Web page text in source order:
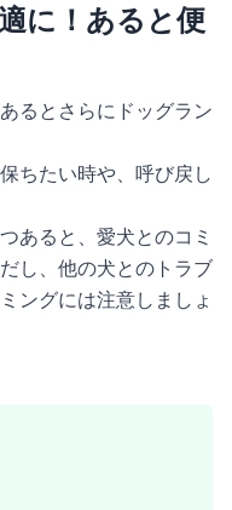
に！あると便
るとさらにドッグラン
ちたい時や、呼び戻し
あると、愛犬とのコミ
し、他の犬とのトラブ
ングには注意しましょ